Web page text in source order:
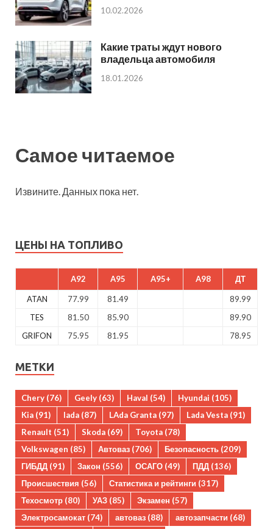
10.02.2026
Какие траты ждут нового
владельца автомобиля
18.01.2026
Самое читаемое
Извините. Данных пока нет.
ЦЕНЫ НА ТОПЛИВО
A92 A95 A95+ A98 ДТ
ATAN 77.99 81.49
89.99
TES
81.50 85.90
89.90
GRIFON
75.95 81.95 78.95
МЕТКИ
Chery (76) Geely (63) Haval (54) Hyundai (105)
Kia (91) lada (87) LAda Granta (97) Lada Vesta (91)
Renault (51) Skoda (69) Toyota (78)
Volkswagen (85) Автоваз (706) Безопасность (209)
ГИБДД (91) Закон (556) ОСАГО (49) ПДД (136)
Происшествия (56) Статистика и рейтинги (317)
Техосмотр (80) УАЗ (85) Экзамен (57)
Электросамокат (74) автоваз (88) автозапчасти (68)